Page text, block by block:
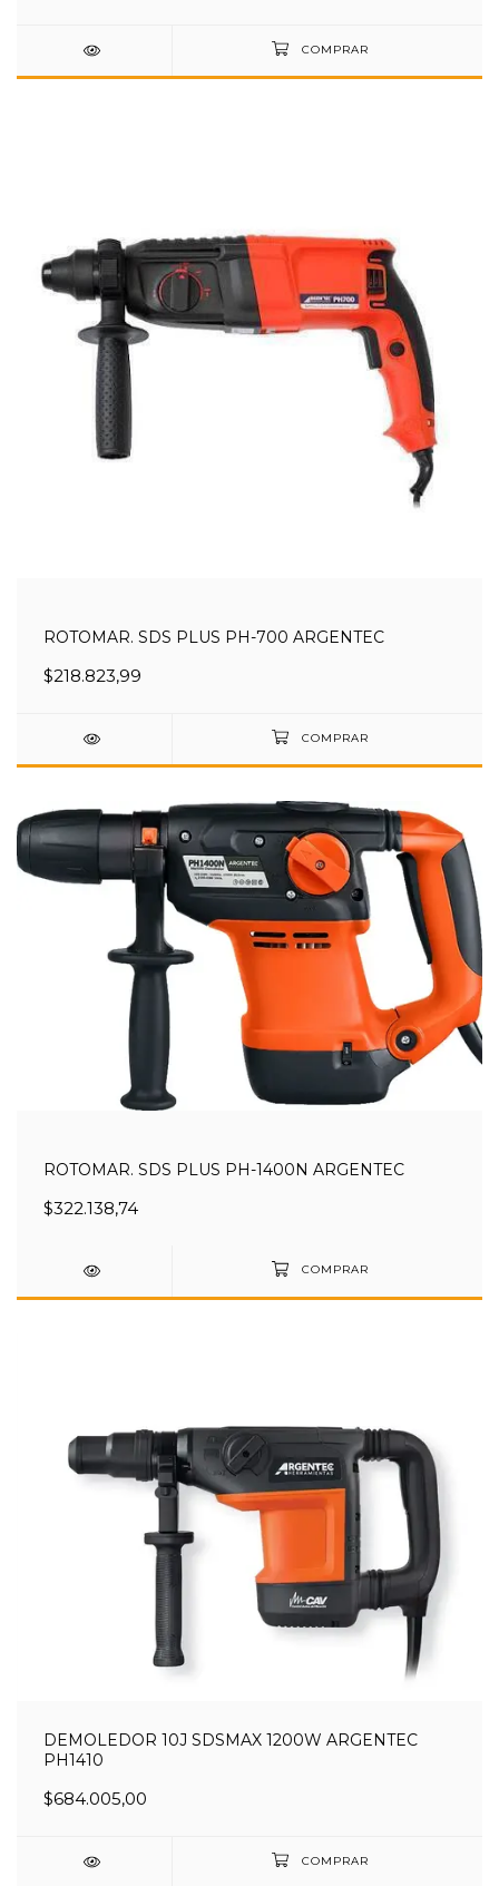
ROTOMAR. SDS PLUS PH-700 ARGENTEC
$218.823,99
ROTOMAR. SDS PLUS PH-1400N ARGENTEC
$322.138,74
DEMOLEDOR 10J SDSMAX 1200W ARGENTEC
PH1410
$684.005,00